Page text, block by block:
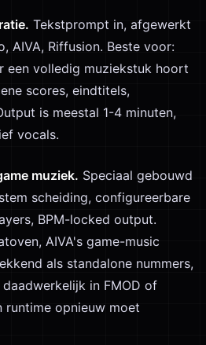
Tekstprompt in, afgewerkt
AIVA, Riffusion. Beste voor:
een volledig muziekstuk hoort
scores, eindtitels,
is meestal 1-4 minuten,
vocals.
muziek. Speciaal gebouwd
scheiding, configureerbare
BPM-locked output.
AIVA's game-music
als standalone nummers,
in FMOD of
runtime opnieuw moet